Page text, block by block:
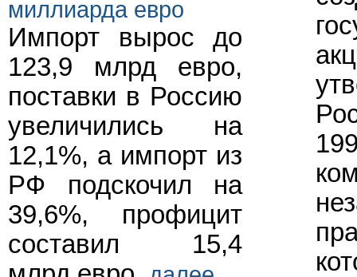
миллиарда евро
Импорт вырос до
123,9 млрд евро,
поставки в Россию
увеличились на
12,1%, а импорт из
РФ подскочил на
39,6%, профицит
составил 15,4